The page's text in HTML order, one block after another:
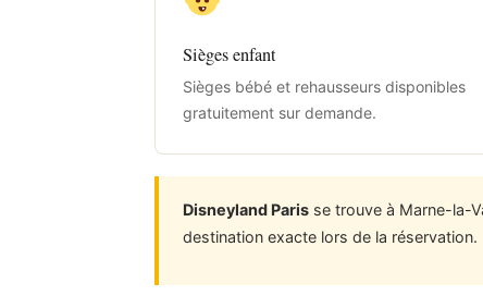
Sièges enfant
Sièges bébé et rehausseurs disponibles
gratuitement sur demande.
Disneyland Paris se trouve à Marne-la-
destination exacte lors de la réservation.